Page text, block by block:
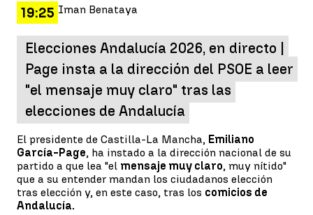
19:25 Iman Benataya
Elecciones Andalucía 2026, en directo |
Page insta a la dirección del PSOE a leer
"el mensaje muy claro" tras las
elecciones de Andalucía
El presidente de Castilla-La Mancha, Emiliano
García-Page, ha instado a la dirección nacional de su
partido a que lea "el mensaje muy claro, muy nítido"
que a su entender mandan los ciudadanos elección
tras elección y, en este caso, tras los comicios de
Andalucía.